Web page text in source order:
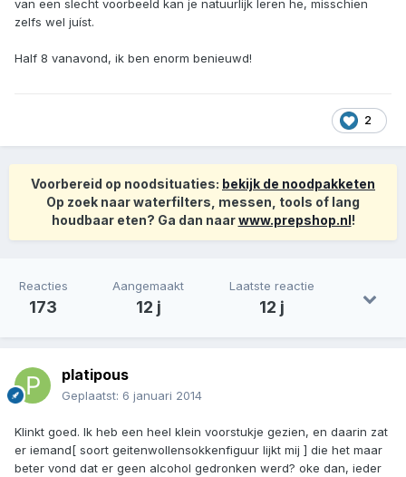
van een slecht voorbeeld kan je natuurlijk leren he, misschien
zelfs wel juíst.
Half 8 vanavond, ik ben enorm benieuwd!
2
Voorbereid op noodsituaties: bekijk de noodpakketen
Op zoek naar waterfilters, messen, tools of lang
houdbaar eten? Ga dan naarwww.prepshop.nl!
Reacties
173
Aangemaakt
12 j
Laatste reactie
12 j
platipous
Geplaatst: 6 januari 2014
Klinkt goed. Ik heb een heel klein voorstukje gezien, en daarin zat
er iemand[ soort geitenwollensokkenfiguur lijkt mij ] die het maar
beter vond dat er geen alcohol gedronken werd? oke dan, ieder